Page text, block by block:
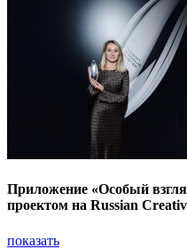
Приложение «Особый
проектом на Russian
показать